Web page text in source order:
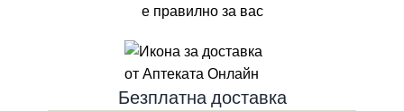
е правилно за вас
Безплатна доставка